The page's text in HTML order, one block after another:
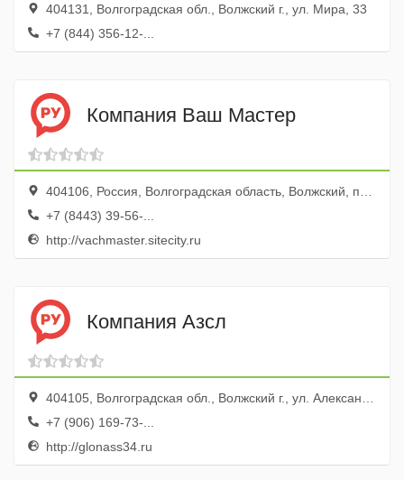
404131, Волгоградская обл., Волжский г., ул. Мира, 33
+7 (844) 356-12-...
Компания Ваш Мастер
404106, Россия, Волгоградская область, Волжский, проспект Ленина, 207
+7 (8443) 39-56-...
http://vachmaster.sitecity.ru
Компания Азсл
404105, Волгоградская обл., Волжский г., ул. Александрова, 18а
+7 (906) 169-73-...
http://glonass34.ru